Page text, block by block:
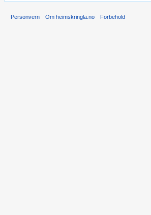
Personvern Om heimskringla.no Forbehold